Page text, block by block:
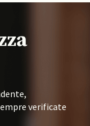
verificate